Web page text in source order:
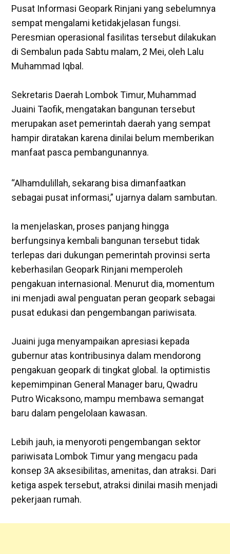
Pusat Informasi Geopark Rinjani yang sebelumnya
sempat mengalami ketidakjelasan fungsi.
Peresmian operasional fasilitas tersebut dilakukan
di Sembalun pada Sabtu malam, 2 Mei, oleh Lalu
Muhammad Iqbal.
Sekretaris Daerah Lombok Timur, Muhammad
Juaini Taofik, mengatakan bangunan tersebut
merupakan aset pemerintah daerah yang sempat
hampir diratakan karena dinilai belum memberikan
manfaat pasca pembangunannya.
“Alhamdulillah, sekarang bisa dimanfaatkan
sebagai pusat informasi,” ujarnya dalam sambutan.
‎Ia menjelaskan, proses panjang hingga
berfungsinya kembali bangunan tersebut tidak
terlepas dari dukungan pemerintah provinsi serta
keberhasilan Geopark Rinjani memperoleh
pengakuan internasional. Menurut dia, momentum
ini menjadi awal penguatan peran geopark sebagai
pusat edukasi dan pengembangan pariwisata.
‎Juaini juga menyampaikan apresiasi kepada
gubernur atas kontribusinya dalam mendorong
pengakuan geopark di tingkat global. Ia optimistis
kepemimpinan General Manager baru, Qwadru
Putro Wicaksono, mampu membawa semangat
baru dalam pengelolaan kawasan.
‎Lebih jauh, ia menyoroti pengembangan sektor
pariwisata Lombok Timur yang mengacu pada
konsep 3A aksesibilitas, amenitas, dan atraksi. Dari
ketiga aspek tersebut, atraksi dinilai masih menjadi
pekerjaan rumah.